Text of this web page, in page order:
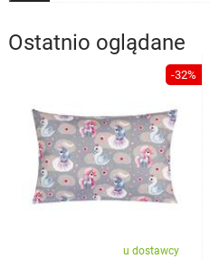
Ostatnio oglądane
-32%
u dostawcy